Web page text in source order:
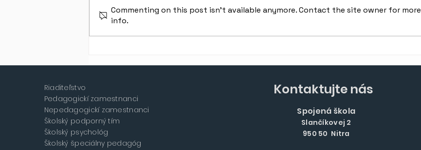
Zlaté atlétky na M SR
Halové M SR mužov a
Commenting on this post isn't available anymore. Contact the site owner for more
info.
Riaditeľstvo
Pedagogickí zamestnanci
Nepedagogickí zamestnanci
Školský podporný tím
Školský psychológ
Školský špeciálny pedagóg
Kontaktujte nás
Spojená škola
Slančíkovej 2
950 50 Nitra